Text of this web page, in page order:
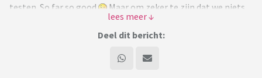
testen. So far so good
Maar om zeker te zijn dat we niets
over het hoofd zien, willen we het forum laten testen door
de uiteindelijke leden: jullie dus. Op zoek naar een testpanel!
dagen heel Viafora doorspitten. Wil jij ons helpen om van
Deel dit bericht: